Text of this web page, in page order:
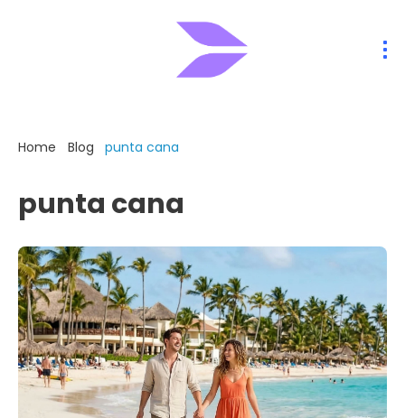
Home Blog punta cana
punta cana